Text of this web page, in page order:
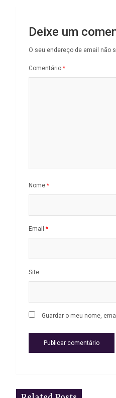
Deixe um
O seu endereço de email não
Comentário *
Nome *
Email *
Site
Guardar o meu nome,